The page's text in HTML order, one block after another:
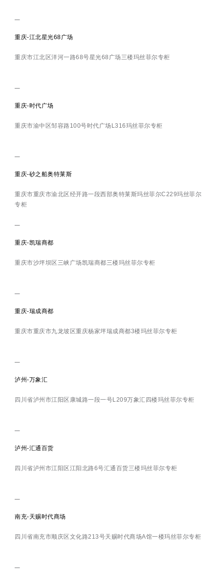
重庆-江北星光68广场
重庆市江北区洋河一路68号星光68广场三楼玛丝菲尔专柜
重庆-时代广场
重庆市渝中区邹容路100号时代广场L316玛丝菲尔专柜
重庆-砂之船奥特莱斯
重庆市重庆市渝北区经开路一段西部奥特莱斯玛丝菲尔C229玛丝菲尔
专柜
重庆-凯瑞商都
重庆市沙坪坝区三峡广场凯瑞商都三楼玛丝菲尔专柜
重庆-瑞成商都
重庆市重庆市九龙坡区重庆杨家坪瑞成商都3楼玛丝菲尔专柜
泸州-万象汇
四川省泸州市江阳区康城路一段一号L209万象汇四楼玛丝菲尔专柜
泸州-汇通百货
四川省泸州市江阳区江阳北路6号汇通百货三楼玛丝菲尔专柜
南充-天赐时代商场
四川省南充市顺庆区文化路213号天赐时代商场A馆一楼玛丝菲尔专柜